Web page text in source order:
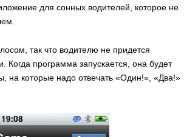
для сонных водителей, которое не
так что водителю не придется
Когда программа запускается, она будет
на которые надо отвечать «Один!», «Два!»